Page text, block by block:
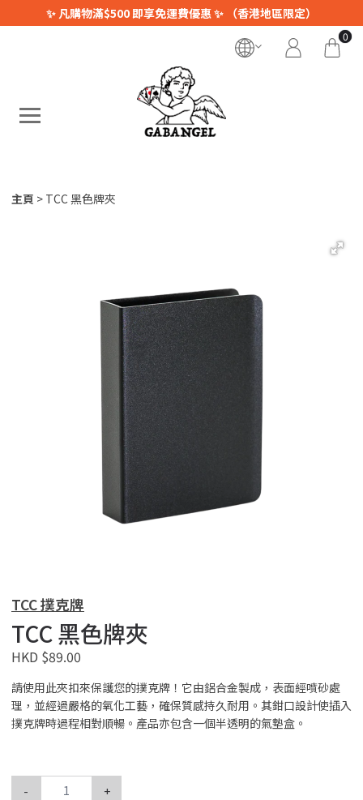
✨ 凡購物滿$500 即享免運費優惠 ✨ （香港地區限定）
0
主頁 TCC 黑色牌夾
TCC 撲克牌
TCC 黑色牌夾
HKD $89.00
請使用此夾扣來保護您的撲克牌！它由鋁合金製成，表面經噴砂處
理，並經過嚴格的氧化工藝，確保質感持久耐用。其鉗口設計使插入
撲克牌時過程相對順暢。產品亦包含一個半透明的氣墊盒。
- +